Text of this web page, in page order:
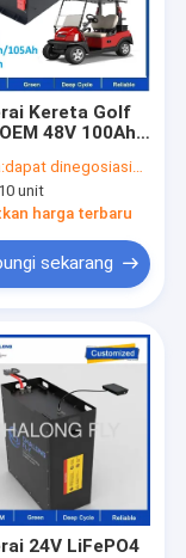
Kereta Golf
48V 100Ah
Grade A dan
Pakai 4000
dapat dinegosiasikan
10 unit
harga terbaru
sekarang
24V LiFePO4